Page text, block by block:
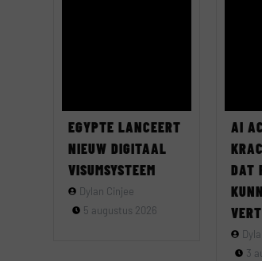
EGYPTE LANCEERT
NIEUW DIGITAAL
VISUMSYSTEEM
Dylan Cinjee
5 augustus 2026
AI
DAT
3